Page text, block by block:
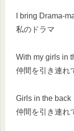
I bring Drama-
私のドラマ
With my girls in
仲間を引き連れ
Girls in the back
仲間を引き連れ